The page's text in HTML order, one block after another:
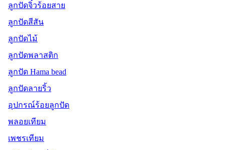
ลูกปัดจิ๋วร้อยสาย
ลูกปัดสีสัน
ลูกปัดไม้
ลูกปัดพลาสติก
ลูกปัด Hama bead
ลูกปัดลายริ้ว
อุปกรณ์ร้อยลูกปัด
พลอยเทียม
เพชรเทียม